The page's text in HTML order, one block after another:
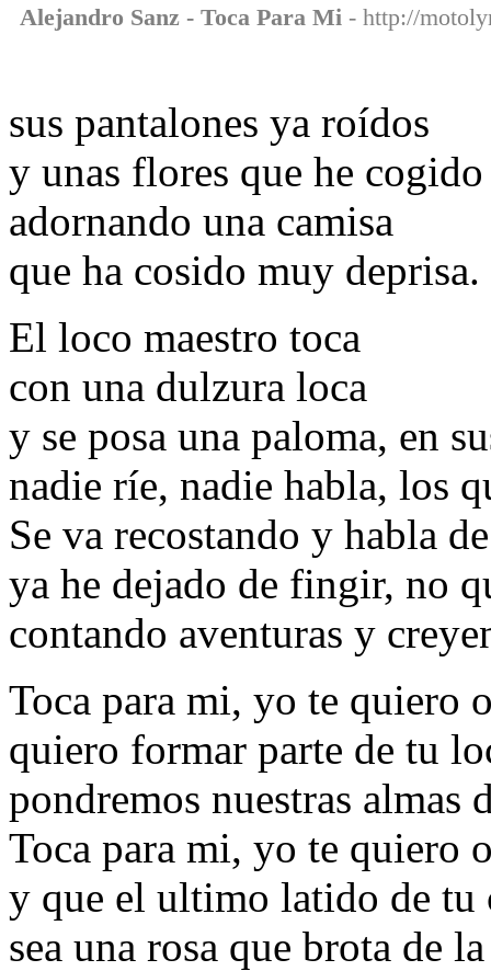
Alejandro Sanz - Toca Para Mi - http://
sus pantalones ya roídos
y unas flores que he cogido
adornando una camisa
que ha cosido muy deprisa.
El loco maestro toca
con una dulzura loca
y se posa una paloma, en
nadie ríe, nadie habla, los
Se va recostando y habla
ya he dejado de fingir, no
contando aventuras y
Toca para mi, yo te quiero
quiero formar parte de tu
pondremos nuestras almas
Toca para mi, yo te quiero
y que el ultimo latido de tu
sea una rosa que brota de